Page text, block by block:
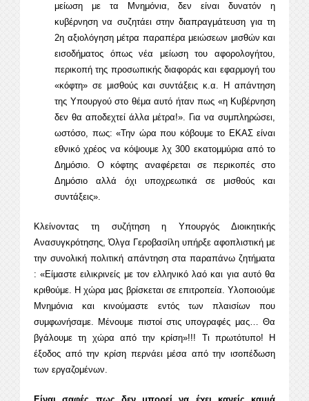
μείωση με τα Μνημόνια, δεν είναι δυνατόν η
κυβέρνηση να συζητάει στην διαπραγμάτευση για τη
2η αξιολόγηση μέτρα παραπέρα μειώσεων μισθών και
εισοδήματος όπως νέα μείωση του αφορολογήτου,
περικοπή της προσωπικής διαφοράς και εφαρμογή του
«κόφτη» σε μισθούς και συντάξεις κ.α. Η απάντηση
της Υπουργού στο θέμα αυτό ήταν πως «η Κυβέρνηση
δεν θα αποδεχτεί άλλα μέτρα!». Για να συμπληρώσει,
ωστόσο, πως: «Την ώρα που κόβουμε το ΕΚΑΣ είναι
εθνικό χρέος να κόψουμε λχ 300 εκατομμύρια από το
Δημόσιο. Ο κόφτης αναφέρεται σε περικοπές στο
Δημόσιο αλλά όχι υποχρεωτικά σε μισθούς και
συντάξεις».
Κλείνοντας τη συζήτηση η Υπουργός Διοικητικής
Ανασυγκρότησης, Όλγα Γεροβασίλη υπήρξε αφοπλιστική με
την συνολική πολιτική απάντηση στα παραπάνω ζητήματα
: «Είμαστε ειλικρινείς με τον ελληνικό λαό και για αυτό θα
κριθούμε. Η χώρα μας βρίσκεται σε επιτροπεία. Υλοποιούμε
Μνημόνια και κινούμαστε εντός των πλαισίων που
συμφωνήσαμε. Μένουμε πιστοί στις υπογραφές μας… Θα
βγάλουμε τη χώρα από την κρίση»!!! Τι πρωτότυπο! Η
έξοδος από την κρίση περνάει μέσα από την ισοπέδωση
των εργαζομένων.